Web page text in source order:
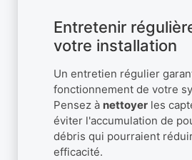
Entretenir
votre installation
Un entretien régulier
fonctionnement de votre
Pensez à nettoyer les
éviter l'accumulation de
débris qui pourraient
efficacité.